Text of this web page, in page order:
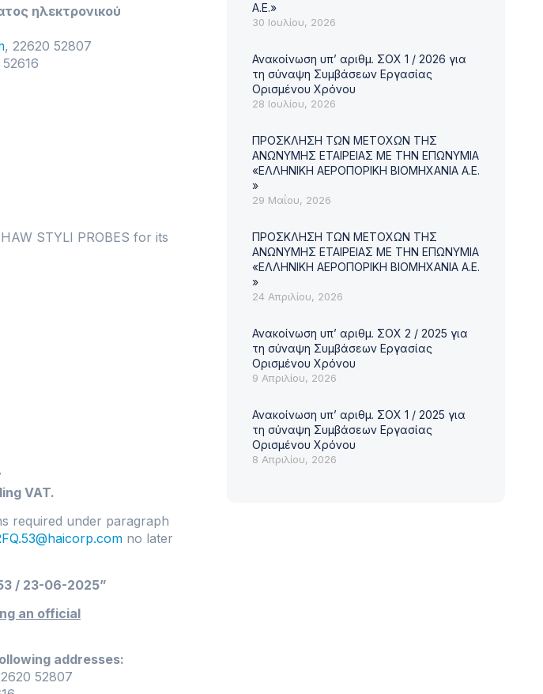
ηλεκτρονικού
, 22620 52807
STYLI PROBES for its
VAT.
required under paragraph
no later
/ 23-06-2025”
an official
addresses:
52807
Α.Ε.»
30 Ιουλίου, 2026
Ανακοίνωση υπ’ αριθμ. ΣΟΧ 1 / 2026 για
τη σύναψη Συμβάσεων Εργασίας
Ορισμένου Χρόνου
28 Ιουλίου, 2026
ΠΡΟΣΚΛΗΣΗ ΤΩΝ ΜΕΤΟΧΩΝ ΤΗΣ
ΑΝΩΝΥΜΗΣ ΕΤΑΙΡΕΙΑΣ ΜΕ ΤΗΝ ΕΠΩΝΥΜΙΑ
«ΕΛΛΗΝΙΚΗ ΑΕΡΟΠΟΡΙΚΗ ΒΙΟΜΗΧΑΝΙΑ Α.Ε.
»
29 Μαΐου, 2026
ΠΡΟΣΚΛΗΣΗ ΤΩΝ ΜΕΤΟΧΩΝ ΤΗΣ
ΑΝΩΝΥΜΗΣ ΕΤΑΙΡΕΙΑΣ ΜΕ ΤΗΝ ΕΠΩΝΥΜΙΑ
«ΕΛΛΗΝΙΚΗ ΑΕΡΟΠΟΡΙΚΗ ΒΙΟΜΗΧΑΝΙΑ Α.Ε.
»
24 Απριλίου, 2026
Ανακοίνωση υπ’ αριθμ. ΣΟΧ 2 / 2025 για
τη σύναψη Συμβάσεων Εργασίας
Ορισμένου Χρόνου
9 Απριλίου, 2026
Ανακοίνωση υπ’ αριθμ. ΣΟΧ 1 / 2025 για
τη σύναψη Συμβάσεων Εργασίας
Ορισμένου Χρόνου
8 Απριλίου, 2026